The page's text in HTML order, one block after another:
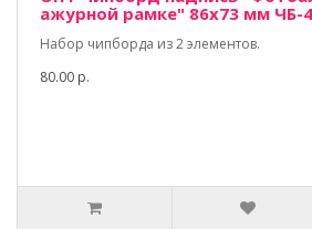
ажурной рамке" 86х73 мм ЧБ-
Набор чипборда из 2 элементов.
80.00 р.